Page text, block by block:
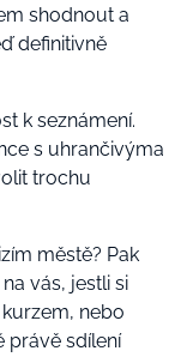
shodnout a
definitivně
k seznámení.
s uhrančivýma
trochu
městě? Pak
vás, jestli si
nebo
právě sdílení